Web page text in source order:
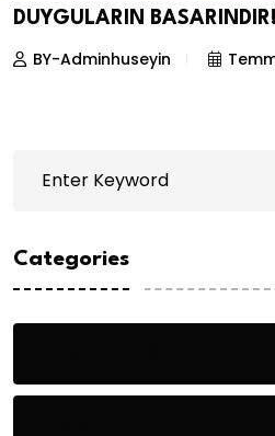
DUYGULARIN BASARINDIR!
BY-Adminhuseyin
Categories